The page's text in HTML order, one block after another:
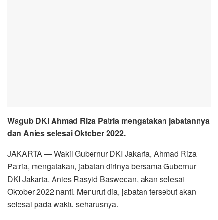
Wagub DKI Ahmad Riza Patria mengatakan jabatannya
dan Anies selesai Oktober 2022.
JAKARTA — Wakil Gubernur DKI Jakarta, Ahmad Riza
Patria, mengatakan, jabatan dirinya bersama Gubernur
DKI Jakarta, Anies Rasyid Baswedan, akan selesai
Oktober 2022 nanti. Menurut dia, jabatan tersebut akan
selesai pada waktu seharusnya.